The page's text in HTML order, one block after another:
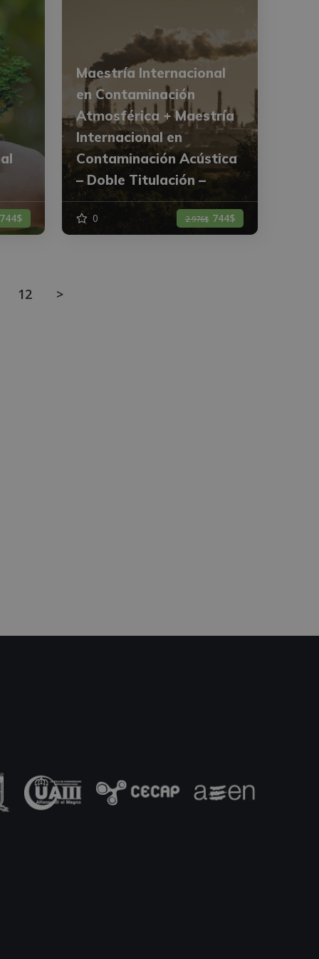
744$
Maestría Internacional
en Contaminación
Atmosférica + Maestría
Internacional en
Contaminación Acústica
– Doble Titulación –
0 2.976$ 744$
12 >